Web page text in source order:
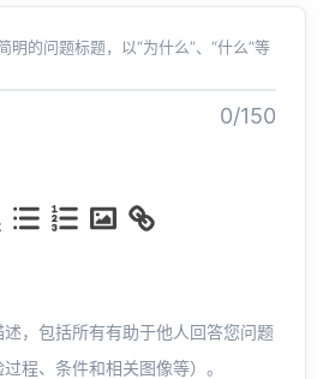
明的问题标题，以“为什么”、“什么”等
0/150
，包括所有有助于他人回答您问题
程、条件和相关图像等）。